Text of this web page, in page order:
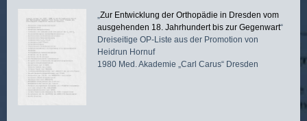
Zur Entwicklung der Orthopädie in Dresden vom
ausgehenden 18. Jahrhundert bis zur Gegenwart“
Dreiseitige OP-Liste aus der Promotion von
Heidrun Hornuf
1980 Med. Akademie „Carl Carus“ Dresden